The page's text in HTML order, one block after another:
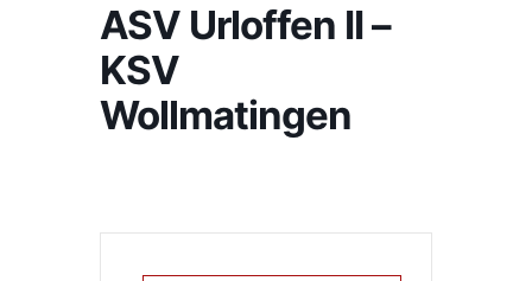
ASV Urloffen II –
KSV
Wollmatingen